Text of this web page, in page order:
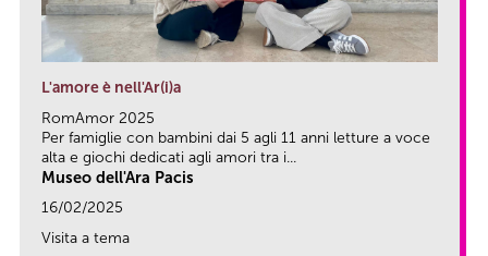
L'amore è nell'Ar(i)a
RomAmor 2025
Per famiglie con bambini dai 5 agli 11 anni letture a voce
alta e giochi dedicati agli amori tra i...
Museo dell'Ara Pacis
16/02/2025
Visita a tema